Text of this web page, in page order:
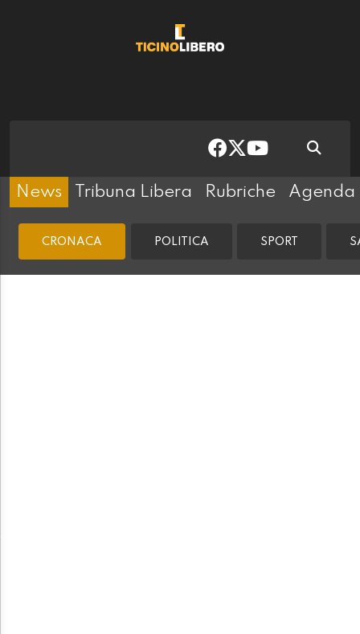
News Tribuna Libera Rubriche Agenda
CRONACA POLITICA SPORT